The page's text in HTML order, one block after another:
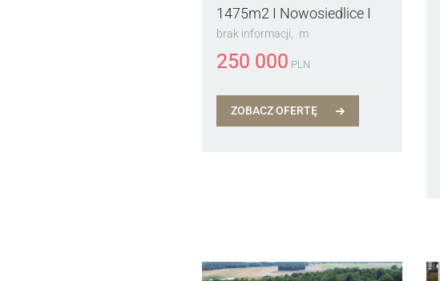
1475m2 I Nowosiedlice I
brak informacji m
250 000 PLN
ZOBACZ OFERTĘ